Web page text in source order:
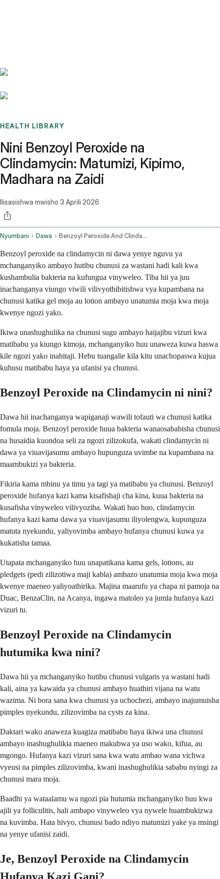
HEALTH LIBRARY
Nini Benzoyl Peroxide na
Clindamycin: Matumizi, Kipimo,
Madhara na Zaidi
Ilisasishwa mwisho 3 Aprili 2026
Nyumbani Dawa Benzoyl Peroxide And Clindamycin Topical Application Route
Benzoyl peroxide na clindamycin ni dawa yenye nguvu ya
mchanganyiko ambayo hutibu chunusi za wastani hadi kali kwa
kushambulia bakteria na kufungua vinyweleo. Tiba hii ya juu
inachanganya viungo viwili vilivyothibitishwa vya kupambana na
chunusi katika gel moja au lotion ambayo unatumia moja kwa moja
kwenye ngozi yako.
Ikiwa unashughulika na chunusi sugu ambayo haijajibu vizuri kwa
matibabu ya kiungo kimoja, mchanganyiko huu unaweza kuwa haswa
kile ngozi yako inahitaji. Hebu tuangalie kila kitu unachopaswa kujua
kuhusu matibabu haya ya ufanisi ya chunusi.
Benzoyl Peroxide na Clindamycin ni nini?
Dawa hii inachanganya wapiganaji wawili tofauti wa chunusi katika
fomula moja. Benzoyl peroxide huua bakteria wanaosababisha chunusi
na husaidia kuondoa seli za ngozi zilizokufa, wakati clindamycin ni
dawa ya viuavijasumu ambayo hupunguza uvimbe na kupambana na
maambukizi ya bakteria.
Fikiria kama mbinu ya timu ya tagi ya matibabu ya chunusi. Benzoyl
peroxide hufanya kazi kama kisafishaji cha kina, kuua bakteria na
kusafisha vinyweleo vilivyoziba. Wakati huo huo, clindamycin
hufanya kazi kama dawa ya viuavijasumu iliyolengwa, kupunguza
matuta nyekundu, yaliyovimba ambayo hufanya chunusi kuwa ya
kukatisha tamaa.
Utapata mchanganyiko huu unapatikana kama gels, lotions, au
pledgets (pedi zilizotiwa maji kabla) ambazo unatumia moja kwa moja
kwenye maeneo yaliyoathirika. Majina maarufu ya chapa ni pamoja na
Duac, BenzaClin, na Acanya, ingawa matoleo ya jumla hufanya kazi
vizuri tu.
Benzoyl Peroxide na Clindamycin
hutumika kwa nini?
Dawa hii ya mchanganyiko hutibu chunusi vulgaris ya wastani hadi
kali, aina ya kawaida ya chunusi ambayo huathiri vijana na watu
wazima. Ni bora sana kwa chunusi ya uchochezi, ambayo inajumuisha
pimples nyekundu, zilizovimba na cysts za kina.
Daktari wako anaweza kuagiza matibabu haya ikiwa una chunusi
ambayo inashughulikia maeneo makubwa ya uso wako, kifua, au
mgongo. Hufanya kazi vizuri sana kwa watu ambao wana vichwa
vyeusi na pimples zilizovimba, kwani inashughulikia sababu nyingi za
chunusi mara moja.
Baadhi ya wataalamu wa ngozi pia hutumia mchanganyiko huu kwa
ajili ya folliculitis, hali ambapo vinyweleo vya nywele huambukizwa
na kuvimba. Hata hivyo, chunusi bado ndiyo matumizi yake ya msingi
na yenye ufanisi zaidi.
Je, Benzoyl Peroxide na Clindamycin
Hufanya Kazi Gani?